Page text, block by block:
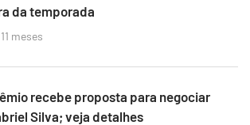
da temporada
meses
recebe proposta para negociar
Silva; veja detalhes